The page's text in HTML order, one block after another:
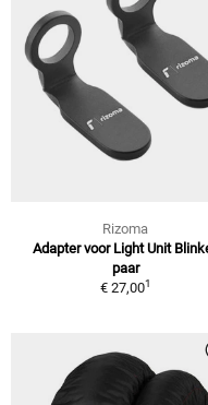
Rizoma
Adapter voor Light Unit
paar
€ 27,001